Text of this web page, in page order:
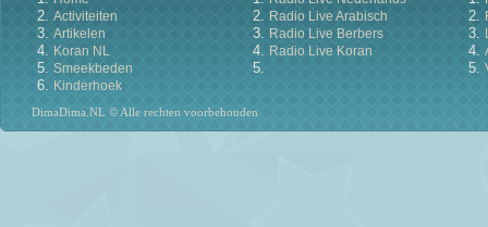
Activiteiten
Artikelen
Koran NL
Smeekbeden
Kinderhoek
Radio Live Arabisch
Radio Live Berbers
Radio Live Koran
DimaDima.NL © Alle rechten voorbehouden